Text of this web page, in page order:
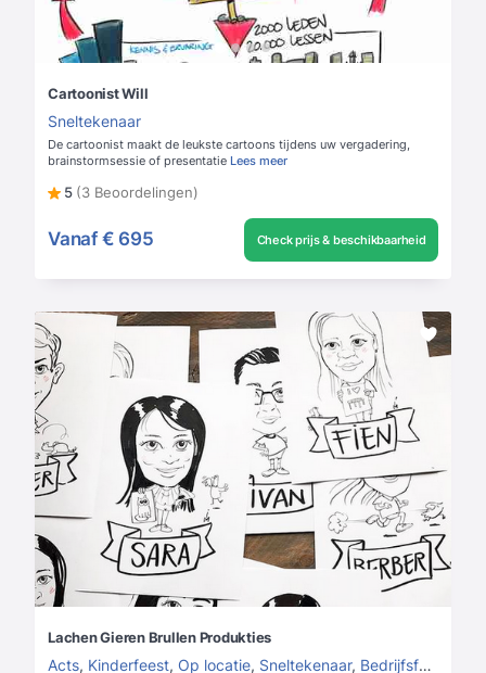
Cartoonist Will
Sneltekenaar
De cartoonist maakt de leukste cartoons tijdens uw vergadering,
brainstormsessie of presentatie Lees meer
5 (3 Beoordelingen)
Vanaf € 695 Check prijs & beschikbaarheid
Lachen Gieren Brullen Produkties
Acts, Kinderfeest, Op locatie, Sneltekenaar, Bedrijfsfeest cases